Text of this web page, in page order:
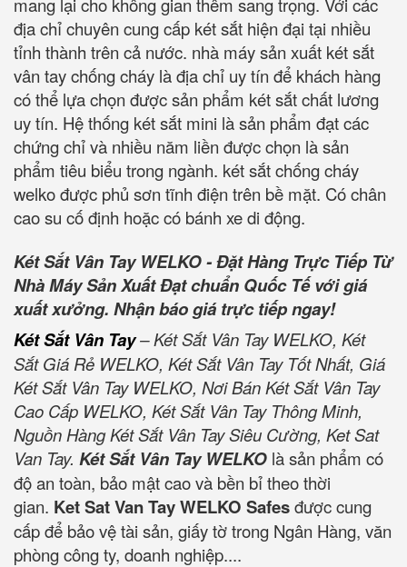
địa chỉ chuyên cung cấp két sắt hiện đại tại nhiều
tỉnh thành trên cả nước. nhà máy sản xuất két sắt
vân tay chống cháy là địa chỉ uy tín để khách hàng
có thể lựa chọn được sản phẩm két sắt chất lương
uy tín. Hệ thống két sắt mini là sản phẩm đạt các
chứng chỉ và nhiều năm liền được chọn là sản
phẩm tiêu biểu trong ngành. két sắt chống cháy
welko được phủ sơn tĩnh điện trên bề mặt. Có chân
cao su cố định hoặc có bánh xe di động.
Két Sắt Vân Tay WELKO - Đặt Hàng Trực Tiếp Từ
Nhà Máy Sản Xuất Đạt chuẩn Quốc Tế với giá
xuất xưởng. Nhận báo giá trực tiếp ngay!
Két Sắt Vân Tay– Két Sắt Vân Tay WELKO, Két
Sắt Giá Rẻ WELKO, Két Sắt Vân Tay Tốt Nhất, Giá
Két Sắt Vân Tay WELKO, Nơi Bán Két Sắt Vân Tay
Cao Cấp WELKO, Két Sắt Vân Tay Thông Minh,
Nguồn Hàng Két Sắt Vân Tay Siêu Cường, Ket Sat
Van Tay. Két Sắt Vân Tay WELKO là sản phẩm có
độ an toàn, bảo mật cao và bền bỉ theo thời
gian. Ket Sat Van Tay WELKO Safesđược cung
cấp để bảo vệ tài sản, giấy tờ trong Ngân Hàng, văn
phòng công ty, doanh nghiệp....